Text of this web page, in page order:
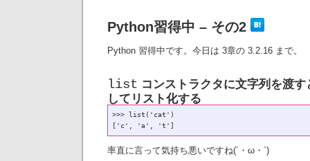
Python習得中 – その2
Python 習得中です。今日は 3章の 3.2.16 まで。
list コンストラクタに文字列を渡
してリスト化する
>>> list('cat')
率直に言って気持ち悪いですね(´・ω・`)